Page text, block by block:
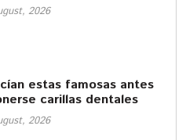
2026
estas famosas antes
carillas dentales
2026